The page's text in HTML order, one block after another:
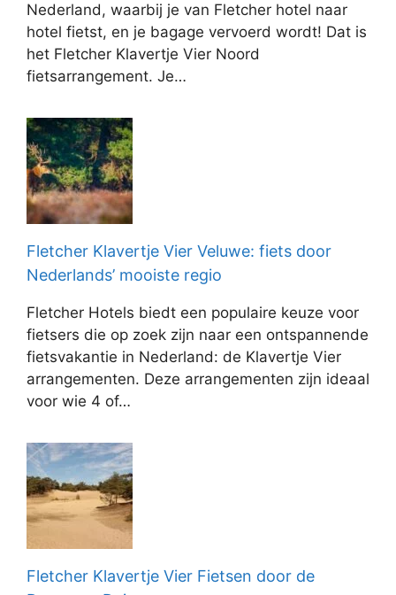
Nederland, waarbij je van Fletcher hotel naar
hotel fietst, en je bagage vervoerd wordt! Dat is
het Fletcher Klavertje Vier Noord
fietsarrangement. Je…
Fletcher Klavertje Vier Veluwe: fiets door
Nederlands’ mooiste regio
Fletcher Hotels biedt een populaire keuze voor
fietsers die op zoek zijn naar een ontspannende
fietsvakantie in Nederland: de Klavertje Vier
arrangementen. Deze arrangementen zijn ideaal
voor wie 4 of…
Fletcher Klavertje Vier Fietsen door de